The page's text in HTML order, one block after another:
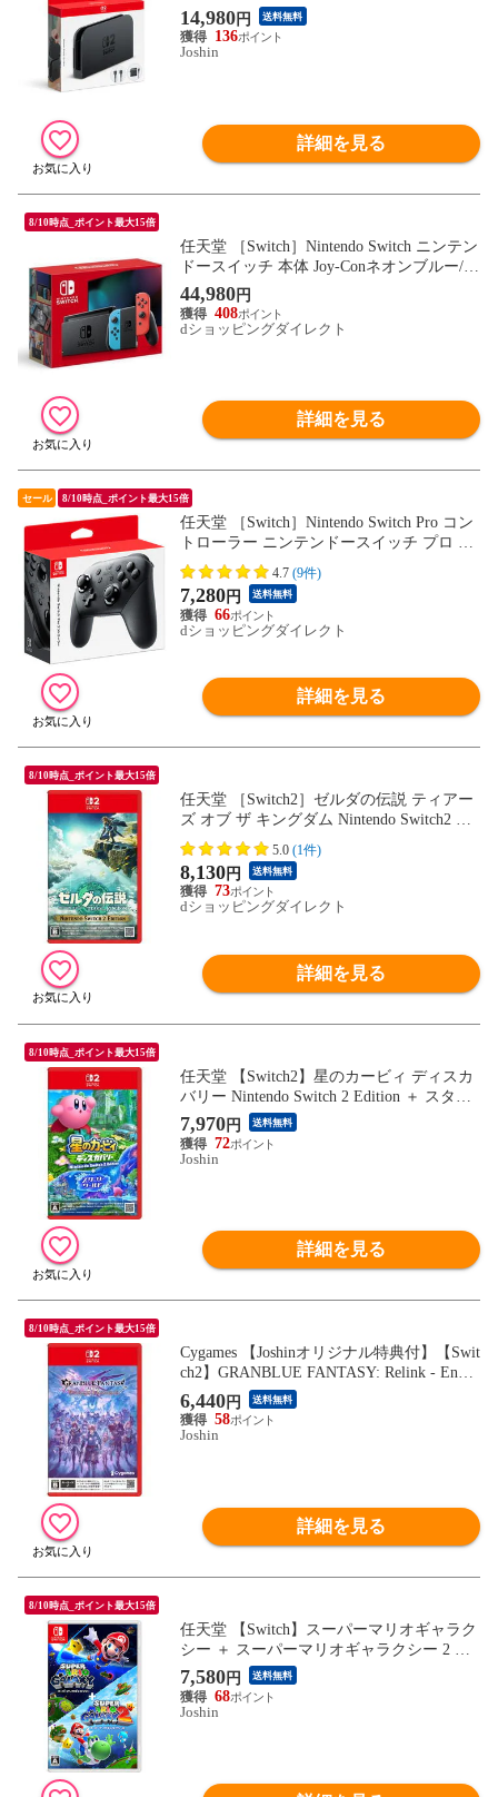
ト 【返品種別B】
14,980円 送料無料
136
Joshin
詳細を見る
8/10時点_ポイント最大15倍
任天堂 ［Switch］Nintendo Switch ニンテン
ドースイッチ 本体 Joy-Conネオンブルー/
(L)ネオンレッド(R) （バッテリー強化モデ
ル） NSW ホンタイ 【送料550円対象品】
HAD-S-KABAH
44,980円
408
dショッピングダイレクト
詳細を見る
セール 8/10時点_ポイント最大15倍
任天堂 ［Switch］Nintendo Switch Pro コン
トローラー ニンテンドースイッチ プロ プ
ロコン HAC-A-FSSKA NSW 純正品
4.7 (9件)
7,280円 送料無料
66
dショッピングダイレクト
詳細を見る
8/10時点_ポイント最大15倍
任天堂 ［Switch2］ゼルダの伝説 ティアー
ズ オブ ザ キングダム Nintendo Switch2 Edi
tion NXS-P-AXN7B
5.0 (1件)
8,130円 送料無料
73
dショッピングダイレクト
詳細を見る
8/10時点_ポイント最大15倍
任天堂 【Switch2】星のカービィ ディスカ
バリー Nintendo Switch 2 Edition ＋ スター
リーワールド NXS-P-ARZGB NSW2 ホシノ
カービィ ディスカバリー + スタ-リ-ワ-ル
ド 【返品種別B】
7,970円 送料無料
72
Joshin
詳細を見る
8/10時点_ポイント最大15倍
Cygames 【Joshinオリジナル特典付】【Swit
ch2】GRANBLUE FANTASY: Relink - Endle
ss Ragnarok POT-P-AAGZA NSW2 グランブ
ル-ファンタジ- リリンク エンドレスラグナ
ロク 【返品種別B】
6,440円 送料無料
58
Joshin
詳細を見る
8/10時点_ポイント最大15倍
任天堂 【Switch】スーパーマリオギャラク
シー ＋ スーパーマリオギャラクシー 2 HA
C-P-BPDPA NSW ス-パ-マリオギャラクシ-
1＆2 【返品種別B】
7,580円 送料無料
68
Joshin